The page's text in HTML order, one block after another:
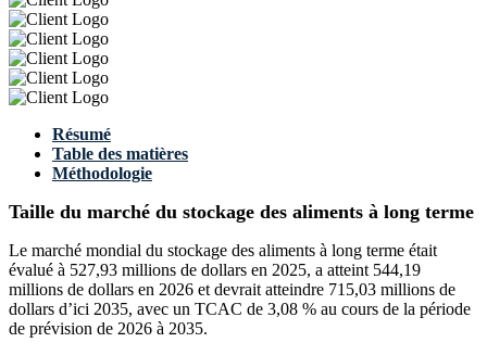
Résumé
Table des matières
Méthodologie
Taille du marché du stockage des aliments à long terme
Le marché mondial du stockage des aliments à long terme était
évalué à 527,93 millions de dollars en 2025, a atteint 544,19
millions de dollars en 2026 et devrait atteindre 715,03 millions de
dollars d’ici 2035, avec un TCAC de 3,08 % au cours de la période
de prévision de 2026 à 2035.